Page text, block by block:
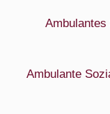
Ambulante